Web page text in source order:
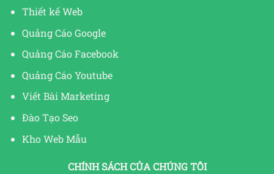
Thiết kế Web
Quảng Cáo Google
Quảng Cáo Facebook
Quảng Cáo Youtube
Viết Bài Marketing
Đào Tạo Seo
Kho Web Mẫu
CHÍNH SÁCH CỦA CHÚNG TÔI